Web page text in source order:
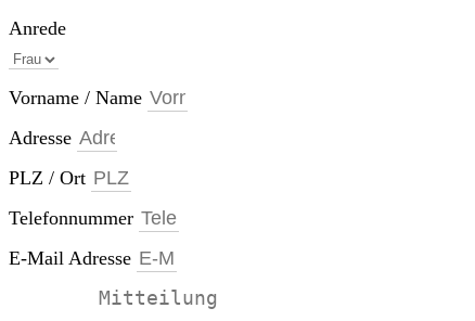
Anrede
Vorname / Name
Adresse
PLZ / Ort
Telefonnummer
E-Mail Adresse